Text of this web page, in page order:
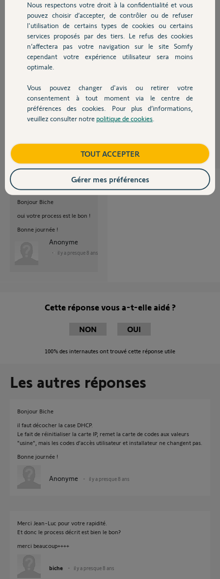
Chauffage
Autres produits
Devis avec un pro
Contact
centrale/transmetteur par celle récupérée sur l'écran LCD
5/rentrer la nouvelle adresse IP de ma bbox dans l'adresse IP box
6/ouvrir les ports 80 et 443
est-ce correct?
de plus faut-il cocher la case activer le DHCP?
Si je remets à zéro la carte IP, aurais je toujours accès à mon compte
installateur sur mon PC?
merci beaucoup de votre aide
Florence
biche
Participer au fil de discussion
Bonjour Biche
oui votre process est le bon !
Bonne journée !
Anonyme
il y a presque 8 ans
Cette réponse vous a-t-elle aidé ?
NON OUI
100% des internautes ont trouvé cette réponse utile
Les autres réponses
Bonjour Biche
il faut décocher la case DHCP.
Le fait de réinitialiser la carte IP, remet la carte de codes aux valeurs
"usine", mais les codes d'accès utilisateur et installateur ne changent pas.
Bonne journée !
Anonyme il y a presque 8 ans
Merci Jean-Luc pour votre rapidité.
Et donc le process décrit est bien le bon?
merci beaucoup++++
biche il y a presque 8 ans
Nous respectons votre droit à la confidentialité et vous
pouvez choisir d’accepter, de contrôler ou de refuser
l'utilisation de certains types de cookies ou certains
services proposés par des tiers. Le refus des cookies
n’affectera pas votre navigation sur le site Somfy
cependant votre expérience utilisateur sera moins
optimale.
Vous pouvez changer d'avis ou retirer votre
consentement à tout moment via le centre de
préférences des cookies. Pour plus d’informations,
veuillez consulter notre politique de cookies
TOUT ACCEPTER
Gérer mes préférences